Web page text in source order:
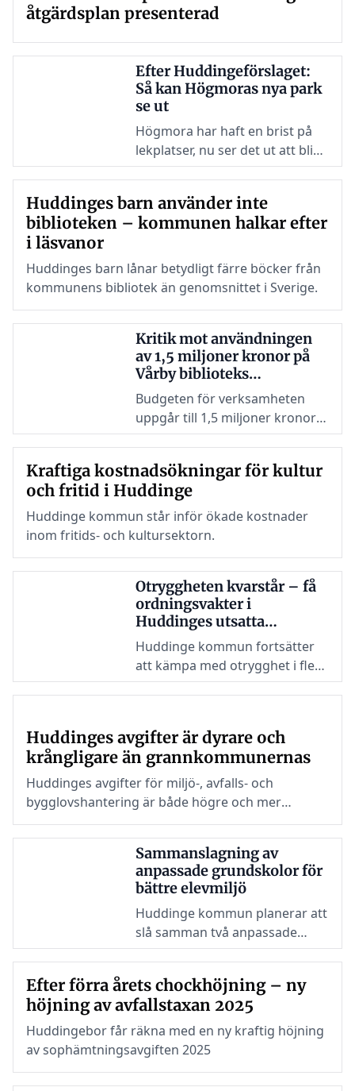
åtgärdsplan presenterad
Efter Huddingeförslaget:
Så kan Högmoras nya park
se ut
Högmora har haft en brist på
lekplatser, nu ser det ut att bli
ändring på det. Arbetet med en
och bygget förväntas påbörjas
under 2025.
Huddinges barn använder inte
biblioteken – kommunen halkar efter
i läsvanor
Huddinges barn lånar betydligt färre böcker från
kommunens bibliotek än genomsnittet i Sverige.
Kritik mot användningen
av 1,5 miljoner kronor på
Vårby biblioteks
konstverksamhet
Budgeten för verksamheten
uppgår till 1,5 miljoner kronor
för 2024, men frågetecken
och prioriteringar.
Kraftiga kostnadsökningar för kultur
och fritid i Huddinge
Huddinge kommun står inför ökade kostnader
inom fritids- och kultursektorn.
Otryggheten kvarstår – få
ordningsvakter i
Huddinges utsatta
områden
Huddinge kommun fortsätter
att kämpa med otrygghet i flera
områden, inklusive
Huddinges avgifter är dyrare och
krångligare än grannkommunernas
Huddinges avgifter för miljö-, avfalls- och
bygglovshantering är både högre och mer
komplicerade än i andra Södertörnskommuner.
Skillnaderna påverkar både företagare och
privatpersoner, och väcker frågor om rättvisa och
Sammanslagning av
anpassade grundskolor för
bättre elevmiljö
Huddinge kommun planerar att
slå samman två anpassade
grundskolor i Östra
Efter förra årets chockhöjning – ny
höjning av avfallstaxan 2025
Huddingebor får räkna med en ny kraftig höjning
av sophämtningsavgiften 2025